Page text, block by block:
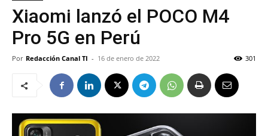
Xiaomi lanzó el POCO M4
Pro 5G en Perú
Por Redacción Canal TI - 16 de enero de 2022 301